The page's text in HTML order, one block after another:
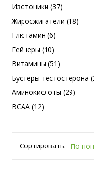
Изотоники (37)
Жиросжигатели (18)
Глютамин (6)
Гейнеры (10)
Витамины (51)
Бустеры тестостерона
Аминокислоты (29)
BCAA (12)
Сортировать: По